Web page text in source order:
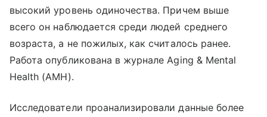
высокий уровень одиночества. Причем выше
всего он наблюдается среди людей среднего
возраста, а не пожилых, как считалось ранее.
Работа опубликована в журнале Aging & Mental
Health (AMH).
Исследователи проанализировали данные более